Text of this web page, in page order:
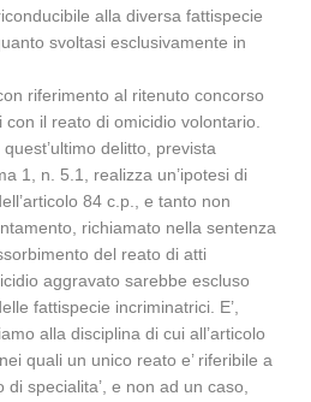
alla diversa fattispecie
svoltasi esclusivamente in
riferimento al ritenuto concorso
il reato di omicidio volontario.
delitto, prevista
1, n. 5.1, realizza un’ipotesi di
84 c.p., e tanto non
richiamato nella sentenza
del reato di atti
aggravato sarebbe escluso
fattispecie incriminatrici. E’,
alla disciplina di cui all’articolo
quali un unico reato e’ riferibile a
di specialita’, e non ad un caso,